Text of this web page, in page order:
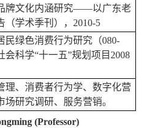
牌文化内涵研究——以广东老
（学术季刊），2010-5
民绿色消费行为研究（080-
会科学“十一五”规划项目2008
理、消费者行为学、数字化营
研究调研、服务营销。
(Professor)